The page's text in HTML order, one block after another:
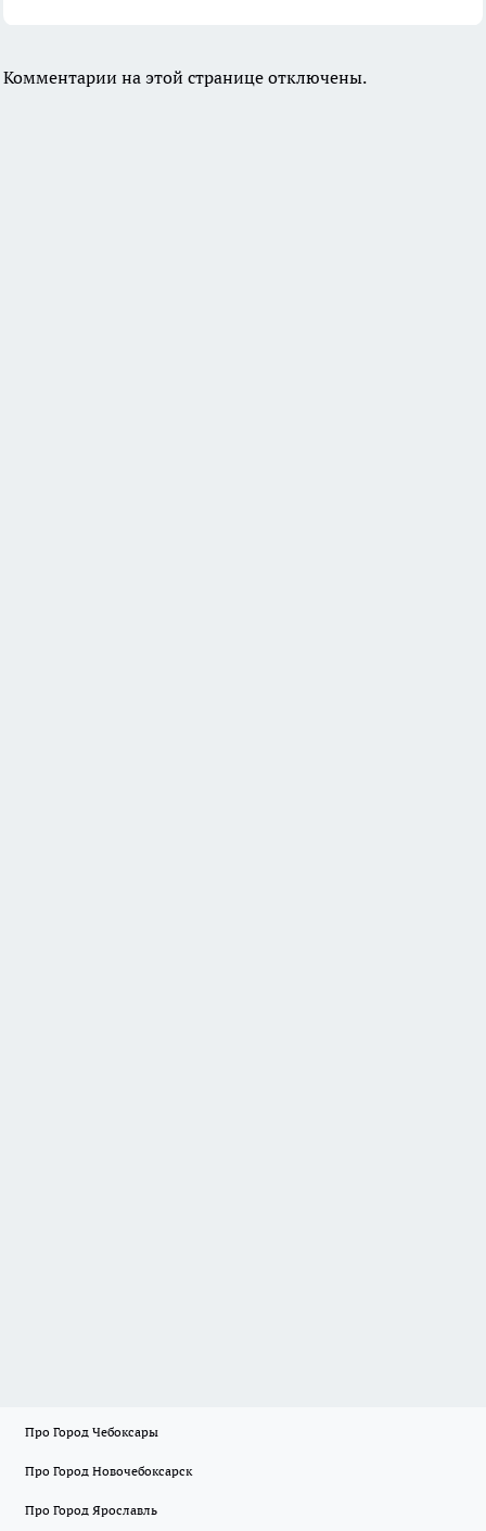
Комментарии на этой странице отключены.
Про Город Чебоксары
Про Город Новочебоксарск
Про Город Ярославль